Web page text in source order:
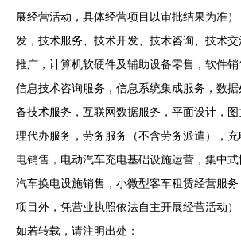
展经营活动，具体经营项目以审批结果为准
发，技术服务、技术开发、技术咨询、技术
推广，计算机软硬件及辅助设备零售，软件销
信息技术咨询服务，信息系统集成服务，数
备技术服务，互联网数据服务，平面设计，
理代办服务，劳务服务（不含劳务派遣），
电销售，电动汽车充电基础设施运营，集中
汽车换电设施销售，小微型客车租赁经营服
项目外，凭营业执照依法自主开展经营活动）
如若转载，请注明出处：